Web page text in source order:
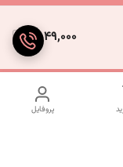
2,049,000
پروفایل